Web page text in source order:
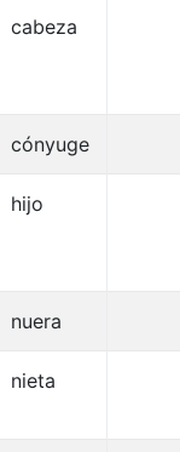
cabeza
cónyuge
hijo
nuera
nieta